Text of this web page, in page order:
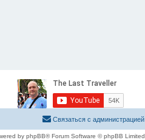
Связаться с администрацией
by phpBB® Forum Software © phpBB Limited